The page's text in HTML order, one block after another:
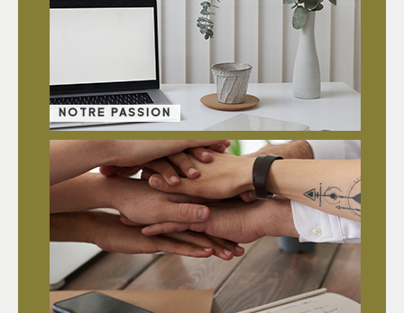
NOTRE PASSION